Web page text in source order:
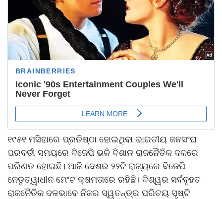
୧୯୫୧ ମସିହାରେ ପ୍ରତିଷ୍ଠା ହୋଇଥିବା ଭାରତୀୟ ଜନସଂଘ
ପରବର୍ତୀ ସମୟରେ ବିଜେପି ଭଳି ବିଶାଳ ରାଜନୈତିକ ଦଳରେ
ପରିଣତ ହୋଇଛି। ଆଜି ଦେଶର ୨୨ଟି ରାଜ୍ୟରେ ବିଜେପି
ନେତୃତ୍ୱାଧୀନ ମେଂଟ କ୍ଷମତାରେ ରହିଛି। ବିଶ୍ୱର ସର୍ବବୃହତ
ରାଜନୈତିକ ଦଳଭାବେ ନିଜର ସ୍ୱତନ୍ତ୍ର ପରିଚୟ ସୃଷ୍ଟି